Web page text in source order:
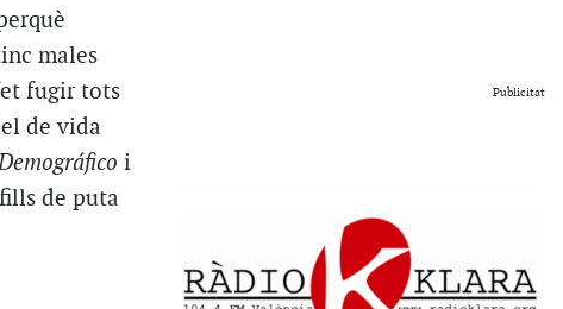
males
fugir tots
de vida
i
de puta
Publicitat